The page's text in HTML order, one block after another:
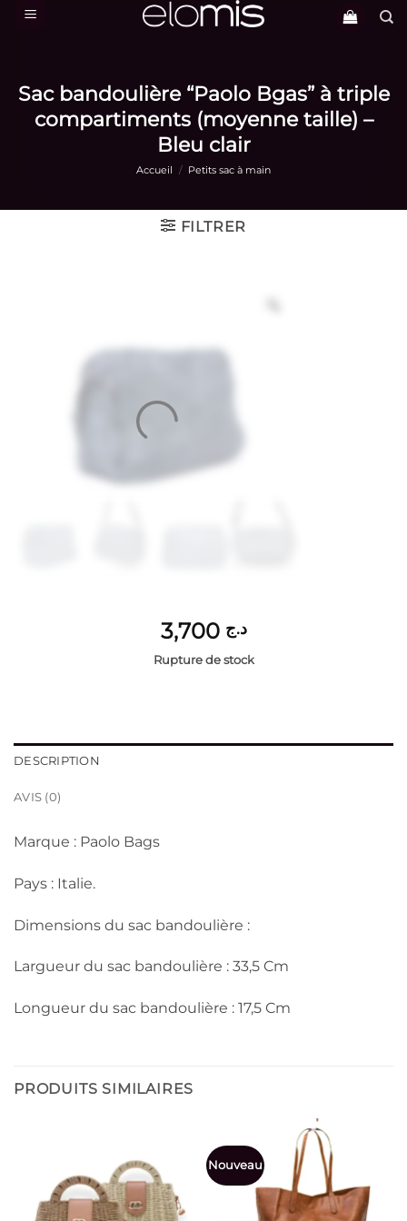
Passer
Sac bandoulière “Paolo Bgas” à triple
compartiments (moyenne taille) –
Bleu clair
Accueil / Petits sac à main
FILTRER
د.ج 3,700
Rupture de stock
DESCRIPTION
AVIS (0)
Marque : Paolo Bags
Pays : Italie.
Dimensions du sac bandoulière :
Largueur du sac bandoulière : 33,5 Cm
Longueur du sac bandoulière : 17,5 Cm
PRODUITS SIMILAIRES
Nouveau